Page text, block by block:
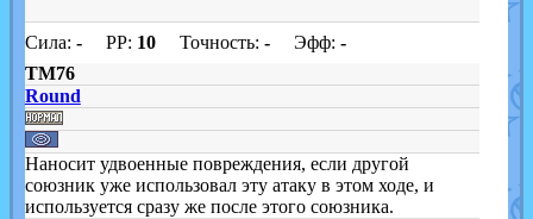
Сила: -PP: 10Точность: -Эфф: -
TM76
Round
Наносит удвоенные повреждения, если другой
союзник уже использовал эту атаку в этом ходе, и
используется сразу же после этого союзника.